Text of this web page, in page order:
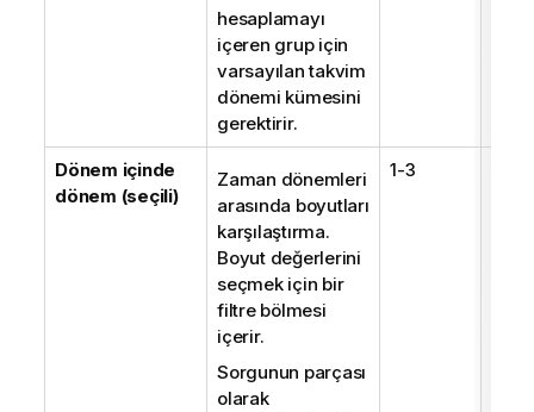
hesaplamayı
içeren grup için
varsayılan takvim
dönemi kümesini
gerektirir.
Dönem içinde
dönem (seçili)
Zaman dönemleri
arasında boyutları
karşılaştırma.
Boyut değerlerini
seçmek için bir
filtre bölmesi
içerir.
Sorgunun parçası
olarak
1-3